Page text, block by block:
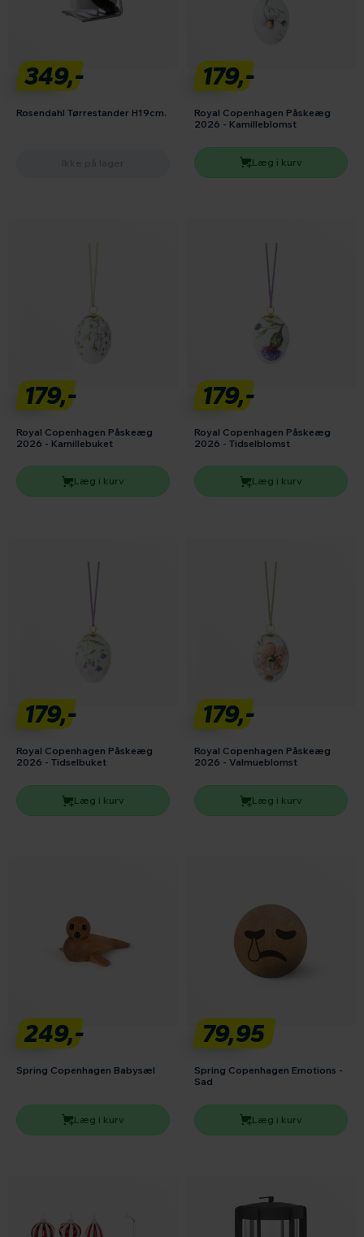
349,-
Rosendahl Tørrestander H19cm.
179,-
Royal Copenhagen Påskeæg
2026 - Kamilleblomst
Læg i kurv
179,-
Royal Copenhagen Påskeæg
2026 - Kamillebuket
Læg i kurv
179,-
Royal Copenhagen Påskeæg
2026 - Tidselblomst
Læg i kurv
179,-
Royal Copenhagen Påskeæg
2026 - Tidselbuket
Læg i kurv
179,-
Royal Copenhagen Påskeæg
2026 - Valmueblomst
Læg i kurv
249,-
Spring Copenhagen Babysæl
Læg i kurv
79,95
Spring Copenhagen Emotions -
Sad
Læg i kurv